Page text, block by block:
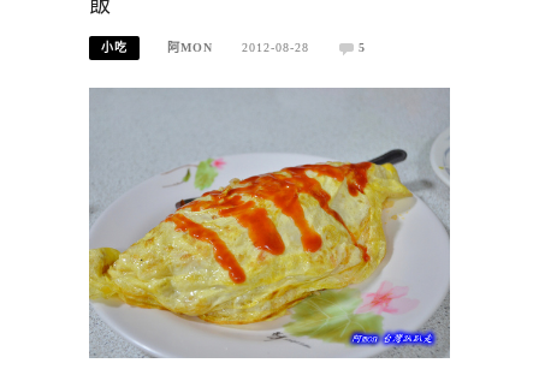
小吃 阿MON 2012-08-28 5